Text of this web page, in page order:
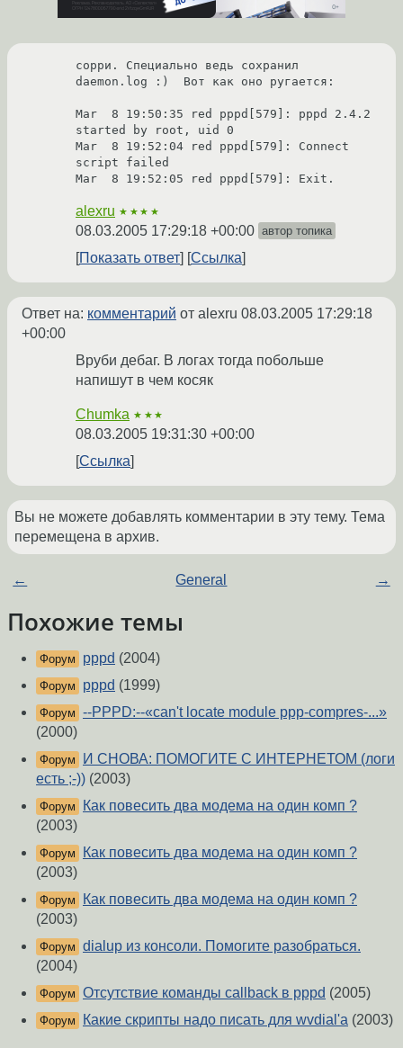
сорри. Специально ведь сохранил
daemon.log :)  Вот как оно ругается:
Mar  8 19:50:35 red pppd[579]: pppd 2.4.2
started by root, uid 0
Mar  8 19:52:04 red pppd[579]: Connect
script failed
alexru ★★★★
08.03.2005 17:29:18 +00:00 автор топика
Показать ответ Ссылка
Ответ на: комментарий от alexru 08.03.2005 17:29:18
+00:00
Вруби дебаг. В логах тогда побольше
напишут в чем косяк
Chumka ★★★
08.03.2005 19:31:30 +00:00
Ссылка
Вы не можете добавлять комментарии в эту тему. Тема
перемещена в архив.
← General →
Похожие темы
Форум pppd (2004)
Форум pppd (1999)
Форум --PPPD:--«can't locate module ppp-compres-...»
(2000)
Форум
И СНОВА: ПОМОГИТЕ С ИНТЕРНЕТОМ (логи
есть ;-)) (2003)
Форум
Как повесить два модема на один комп ?
(2003)
Форум
Как повесить два модема на один комп ?
(2003)
Форум
Как повесить два модема на один комп ?
(2003)
Форум dialup из консоли. Помогите разобраться.
(2004)
Форум Отсутствие команды callback в pppd (2005)
Форум Какие скрипты надо писать для wvdial'а (2003)